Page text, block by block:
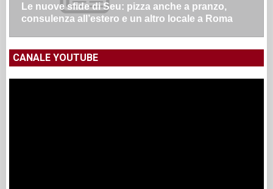
Le nuove sfide di Seu: pizza anche a pranzo,
consulenza all’estero e un altro locale a Roma
CANALE YOUTUBE